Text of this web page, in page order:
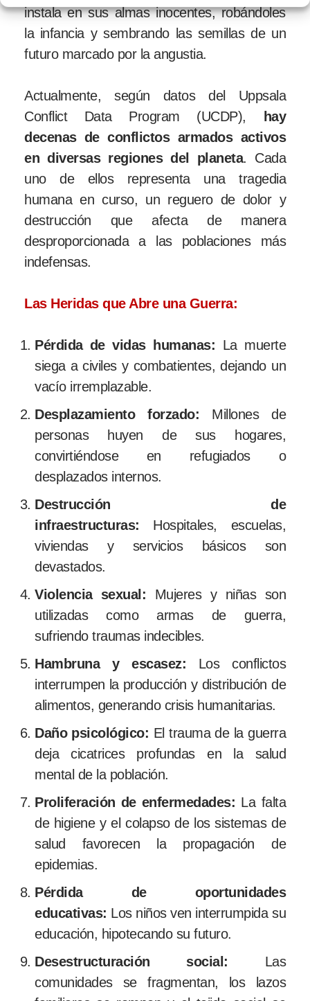
instala en sus almas inocentes, robándoles
la infancia y sembrando las semillas de un
futuro marcado por la angustia.
Actualmente, según datos del Uppsala
Conflict Data Program (UCDP),
hay
decenas de conflictos armados activos
en diversas regiones del planeta. Cada
uno de ellos representa una tragedia
humana en curso, un reguero de dolor y
destrucción que afecta de manera
desproporcionada a las poblaciones más
indefensas.
Las Heridas que Abre una Guerra:
Pérdida de vidas humanas: La muerte
siega a civiles y combatientes, dejando un
vacío irremplazable.
Desplazamiento forzado: Millones de
personas huyen de sus hogares,
convirtiéndose en refugiados o
desplazados internos.
Destrucción de
infraestructuras: Hospitales, escuelas,
viviendas y servicios básicos son
devastados.
Violencia sexual: Mujeres y niñas son
utilizadas como armas de guerra,
sufriendo traumas indecibles.
Hambruna y escasez: Los conflictos
interrumpen la producción y distribución de
alimentos, generando crisis humanitarias.
Daño psicológico: El trauma de la guerra
deja cicatrices profundas en la salud
mental de la población.
Proliferación de enfermedades: La falta
de higiene y el colapso de los sistemas de
salud favorecen la propagación de
epidemias.
Pérdida de oportunidades
educativas: Los niños ven interrumpida su
educación, hipotecando su futuro.
Desestructuración social: Las
comunidades se fragmentan, los lazos